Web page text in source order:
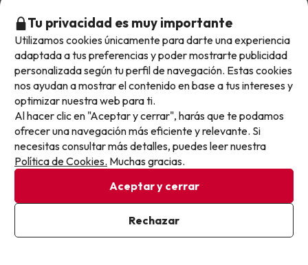
Las habitaciones están bien, limpias, con sábanas y
toallas muy buenas, quizás son un tanto pequeñas. El
desayuno completo, pero se echa de menos un buen
café.
No llegas tarde: llegas al siguiente.
Este chollo ya ha caducado, pero cada día lanzamos
nuevas oportunidades para viajar mejor y pagar
menos.
Apúntate y que el próximo no se te escape.
Pon tu mejor e-mail
Ya estoy suscrito
Al suscribirte, confirmas haber leído y estar de acuerdo con la
Tu privacidad es muy importante
Utilizamos cookies únicamente para darte una experiencia
adaptada a tus preferencias y poder mostrarte publicidad
personalizada según tu perfil de navegación. Estas cookies
nos ayudan a mostrar el contenido en base a tus intereses y
optimizar nuestra web para ti.
Al hacer clic en "Aceptar y cerrar", harás que te podamos
ofrecer una navegación más eficiente y relevante. Si
necesitas consultar más detalles, puedes leer nuestra
Política de Cookies. Muchas gracias.
Aceptar y cerrar
Rechazar